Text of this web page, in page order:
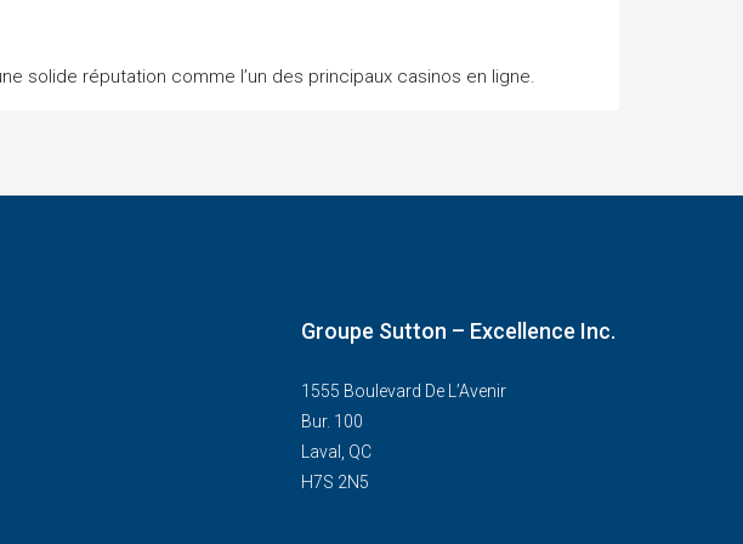
solide réputation comme l’un des principaux casinos en ligne.
Groupe Sutton – Excellence Inc.
1555 Boulevard De L’Avenir
Bur. 100
Laval, QC
H7S 2N5